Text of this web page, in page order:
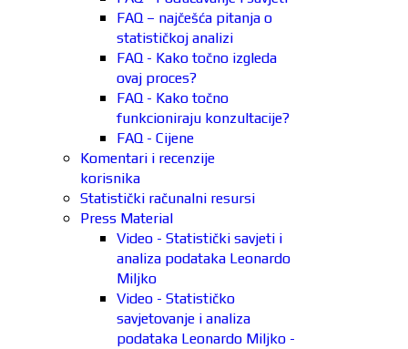
FAQ – najčešća pitanja o
statističkoj analizi
FAQ - Kako točno izgleda
ovaj proces?
FAQ - Kako točno
funkcioniraju konzultacije?
FAQ - Cijene
Komentari i recenzije
korisnika
Statistički računalni resursi
Press Material
Video - Statistički savjeti i
analiza podataka Leonardo
Miljko
Video - Statističko
savjetovanje i analiza
podataka Leonardo Miljko -